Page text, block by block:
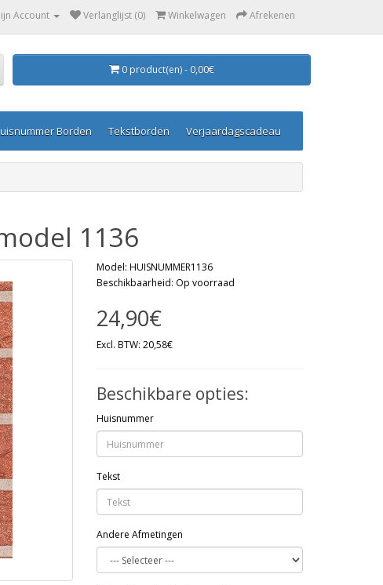
Account Verlanglijst (0) Winkelwagen Afrekenen
0 product(en) - 0,00€
Borden Tekstborden Verjaardagscadeau
1136
Model: HUISNUMMER1136
Beschikbaarheid: Op voorraad
24,90€
Excl. BTW: 20,58€
Beschikbare opties:
Huisnummer
Tekst
Andere Afmetingen